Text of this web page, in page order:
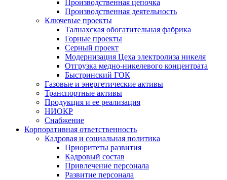
Производственная цепочка
Производственная деятельность
Ключевые проекты
Талнахская обогатительная фабрика
Горные проекты
Серный проект
Модернизация Цеха электролиза никеля
Отгрузка медно-никелевого концентрата
Быстринский ГОК
Газовые и энергетические активы
Транспортные активы
Продукция и ее реализация
НИОКР
Снабжение
Корпоративная ответственность
Кадровая и социальная политика
Приоритеты развития
Кадровый состав
Привлечение персонала
Развитие персонала